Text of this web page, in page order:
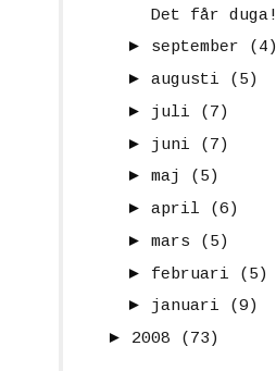
Det får duga!
► september
(4)
► augusti
(5)
► juli
(7)
► juni
(7)
► maj
(5)
► april
(6)
► mars
(5)
► februari
(5)
► januari
(9)
► 2008 (73)